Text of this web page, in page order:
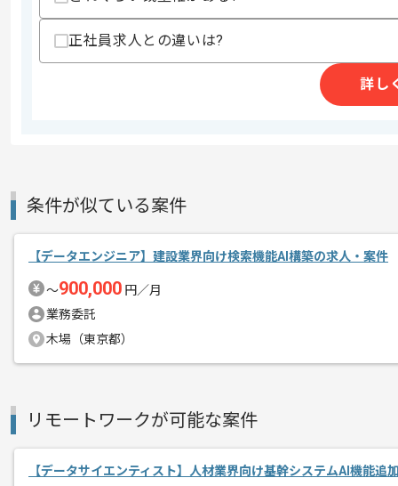
メント
ITコンサルティング事業、フルーツ販
を展開している企業でございます。
今回は保険会社向けデータ利活用支援
正社員求人との違いは?
詳し
条件が似ている案件
【データエンジニア】建設業界向け検索機能AI構築の求人・案件
〜900,000 円／月
業務委託
木場（東京都）
リモートワークが可能な案件
【データサイエンティスト】人材業界向け基幹システムAI機能追